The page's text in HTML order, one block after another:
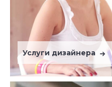
Услуги дизайнера